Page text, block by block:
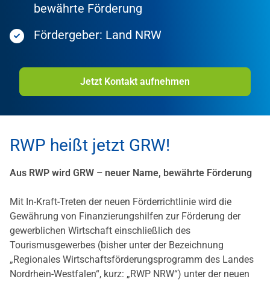
bewährte Förderung
Fördergeber: Land NRW
Jetzt Kontakt aufnehmen
RWP heißt jetzt GRW!
Aus RWP wird GRW – neuer Name, bewährte Förderung
Mit In-Kraft-Treten der neuen Förderrichtlinie wird die
Gewährung von Finanzierungshilfen zur Förderung der
gewerblichen Wirtschaft einschließlich des
Tourismusgewerbes (bisher unter der Bezeichnung
„Regionales Wirtschaftsförderungsprogramm des Landes
Nordrhein-Westfalen“, kurz: „RWP NRW“) unter der neuen